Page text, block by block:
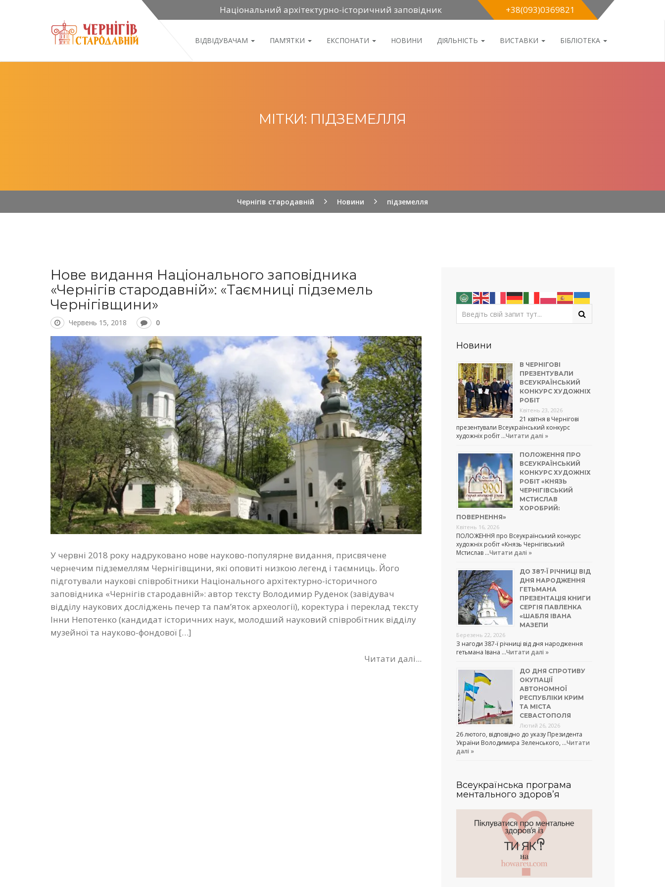
Національний архітектурно-історичний заповідник +38(093)0369821
ВІДВІДУВАЧАМ ПАМ’ЯТКИ ЕКСПОНАТИ НОВИНИ ДІЯЛЬНІСТЬ ВИСТАВКИ БІБЛІОТЕКА
МІТКИ: ПІДЗЕМЕЛЛЯ
Чернігів стародавній Новини підземелля
Нове видання Національного заповідника
«Чернігів стародавній»: «Таємниці підземель
Чернігівщини»
Червень 15, 2018 0
У червні 2018 року надруковано нове науково-популярне видання, присвячене
чернечим підземеллям Чернігівщини, які оповиті низкою легенд і таємниць. Його
підготували наукові співробітники Національного архітектурно-історичного
заповідника «Чернігів стародавній»: автор тексту Володимир Руденок (завідувач
відділу наукових досліджень печер та пам’яток археології), коректура і переклад тексту
Інни Непотенко (кандидат історичних наук, молодший науковий співробітник відділу
музейної та науково-фондової […]
Читати далі...
Новини
В ЧЕРНІГОВІ
ПРЕЗЕНТУВАЛИ
ВСЕУКРАЇНСЬКИЙ
КОНКУРС ХУДОЖНІХ
РОБІТ
Квітень 23, 2026
21 квітня в Чернігові
презентували Всеукраїнський конкурс
художніх робіт …Читати далі »
ПОЛОЖЕННЯ ПРО
ВСЕУКРАЇНСЬКИЙ
КОНКУРС ХУДОЖНІХ
РОБІТ «КНЯЗЬ
ЧЕРНІГІВСЬКИЙ
МСТИСЛАВ
ХОРОБРИЙ:
ПОВЕРНЕННЯ»
Квітень 16, 2026
ПОЛОЖЕННЯ про Всеукраїнський конкурс
художніх робіт «Князь Чернігівський
Мстислав …Читати далі »
ДО 387-Ї РІЧНИЦІ ВІД
ДНЯ НАРОДЖЕННЯ
ГЕТЬМАНА
ПРЕЗЕНТАЦІЯ КНИГИ
СЕРГІЯ ПАВЛЕНКА
«ШАБЛЯ ІВАНА
МАЗЕПИ
Березень 22, 2026
З нагоди 387-ї річниці від дня народження
гетьмана Івана …Читати далі »
ДО ДНЯ СПРОТИВУ
ОКУПАЦІЇ
АВТОНОМНОЇ
РЕСПУБЛІКИ КРИМ
ТА МІСТА
СЕВАСТОПОЛЯ
Лютий 26, 2026
26 лютого, відповідно до указу Президента
України Володимира Зеленського, …Читати
далі »
Всеукраїнська програма
ментального здоров’я